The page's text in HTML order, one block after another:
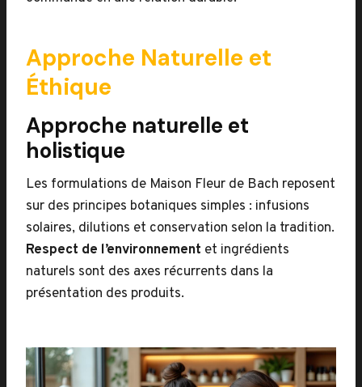
Approche Naturelle et
Éthique
Approche naturelle et
holistique
Les formulations de Maison Fleur de Bach reposent
sur des principes botaniques simples : infusions
solaires, dilutions et conservation selon la tradition.
Respect de l’environnement et ingrédients
naturels sont des axes récurrents dans la
présentation des produits.